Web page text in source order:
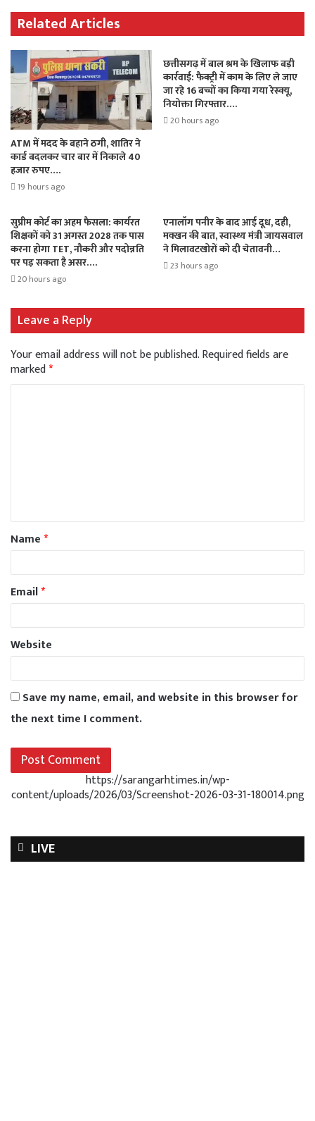
Related Articles
ATM में मदद के बहाने ठगी, शातिर ने
कार्ड बदलकर चार बार में निकाले 40
हजार रुपए….
19 hours ago
छत्तीसगढ़ में बाल श्रम के खिलाफ बड़ी
कार्रवाई: फैक्ट्री में काम के लिए ले जाए
जा रहे 16 बच्चों का किया गया रेस्क्यू,
नियोक्ता गिरफ्तार….
20 hours ago
सुप्रीम कोर्ट का अहम फैसला: कार्यरत
शिक्षकों को 31 अगस्त 2028 तक पास
करना होगा TET, नौकरी और पदोन्नति
पर पड़ सकता है असर….
20 hours ago
एनालॉग पनीर के बाद आई दूध, दही,
मक्खन की बात, स्वास्थ्य मंत्री जायसवाल
ने मिलावटखोरों को दी चेतावनी…
23 hours ago
Leave a Reply
Your email address will not be published.Required fields are
marked*
Name*
Email*
Website
Save my name, email, and website in this browser for
the next time I comment.
https://sarangarhtimes.in/wp-
content/uploads/2026/03/Screenshot-2026-03-31-180014.png
LIVE